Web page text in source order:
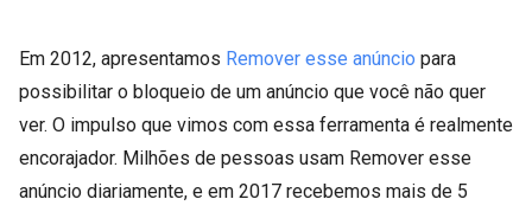
Em 2012, apresentamos Remover esse anúncio para
possibilitar o bloqueio de um anúncio que você não quer
ver. O impulso que vimos com essa ferramenta é realmente
encorajador. Milhões de pessoas usam Remover esse
anúncio diariamente, e em 2017 recebemos mais de 5